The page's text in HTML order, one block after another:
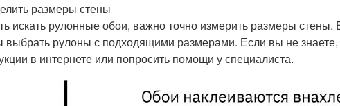
размеры стены
искать рулонные обои, важно точно измерить размеры
выбрать рулоны с подходящими размерами. Если вы не знаете,
в интернете или попросить помощи у специалиста.